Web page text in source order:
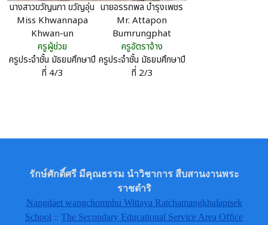
นางสาวขวัญนภา ขวัญอุ่น
Miss Khwannapa
Khwan-un
ครูผู้ช่วย
ครูประจำชั้น มัธยมศึกษาปี
ที่ 4/3
นายอรรถพล บำรุงเพชร
Mr. Attapon
Bumrungphat
ครูอัตราจ้าง
ครูประจำชั้น มัธยมศึกษาปี
ที่ 2/3
รักษ์ศักดิ์ศรี มีคุณธรรม นำวิชาการ สืบสานงานพระ
ราชดำริ
Nangdaet wangchomphu Wittaya Ratchamangkhalapisek
School :: The Secondary Educational Service Area Office